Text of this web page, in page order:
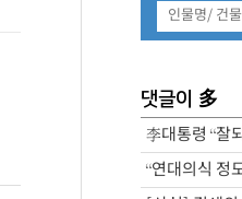
댓글이 多